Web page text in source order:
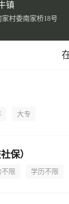
镇
村委南家桥18号
大专
保）
限 学历不限